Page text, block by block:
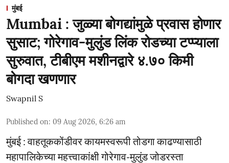
मुंबई
Mumbai : जुळ्या बोगद्यांमुळे प्रवास होणार
सुसाट; गोरेगाव-मुलुंड लिंक रोडच्या टप्प्याला
सुरुवात, टीबीएम मशीनद्वारे ४.७० किमी
बोगदा खणणार
Swapnil S
Published on: 09 Aug 2026, 6:26 am
मुंबई : वाहतूककोंडीवर कायमस्वरूपी तोडगा काढण्यासाठी
महापालिकेच्या महत्त्वाकांक्षी गोरेगाव-मुलुंड जोडरस्ता